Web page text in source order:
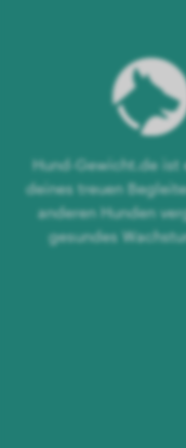
Hund-Gewicht.de ist
deines treuen
anderen Hunden
gesundes